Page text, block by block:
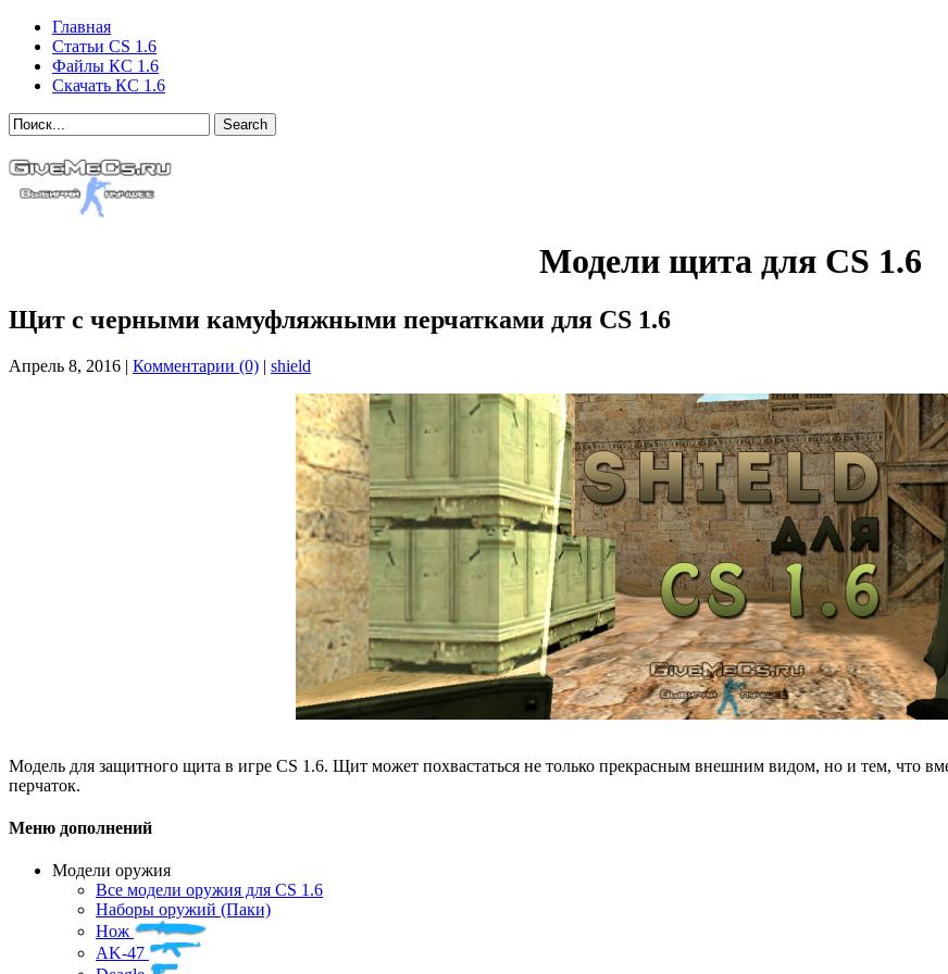
Главная
Статьи CS 1.6
Файлы КС 1.6
Скачать КС 1.6
Search
Модели щита для CS 1.6
Щит с черными камуфляжными перчатками для CS 1.6
Апрель 8, 2016 | Комментарии (0) | shield
Модель для защитного щита в игре CS 1.6. Щит может похвастаться не только прекрасным внешним видом, но и тем, что
перчаток.
Меню дополнений
Модели оружия
Все модели оружия для CS 1.6
Наборы оружий (Паки)
Нож
AK-47